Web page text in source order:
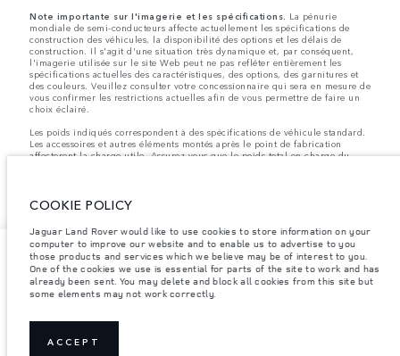
XPF 11,990,000
Note importante sur l'imagerie et les spécifications. La pénurie
mondiale de semi-conducteurs affecte actuellement les spécifications de
construction des véhicules, la disponibilité des options et les délais de
construction. Il s'agit d'une situation très dynamique et, par conséquent,
l'imagerie utilisée sur le site Web peut ne pas refléter entièrement les
spécifications actuelles des caractéristiques, des options, des garnitures et
des couleurs. Veuillez consulter votre concessionnaire qui sera en mesure de
vous confirmer les restrictions actuelles afin de vous permettre de faire un
choix éclairé.
Les poids indiqués correspondent à des spécifications de véhicule standard.
Les accessoires et autres éléments montés après le point de fabrication
affecteront la charge utile. Assurez-vous que le poids total en charge du
COOKIE POLICY
Jaguar Land Rover would like to use cookies to store information on your
computer to improve our website and to enable us to advertise to you
those products and services which we believe may be of interest to you.
One of the cookies we use is essential for parts of the site to work and has
already been sent. You may delete and block all cookies from this site but
some elements may not work correctly.
ACCEPT